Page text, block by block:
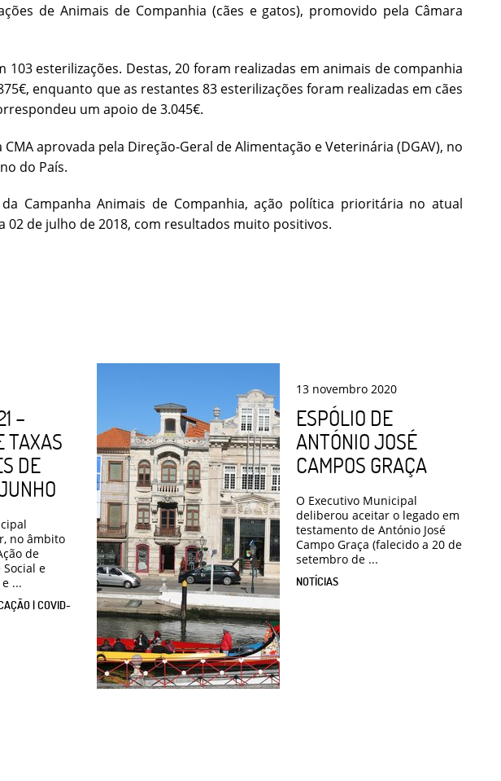
de Animais de Companhia (cães e gatos), promovido pela Câmara
esterilizações. Destas, 20 foram realizadas em animais de companhia
enquanto que as restantes 83 esterilizações foram realizadas em cães
um apoio de 3.045€.
aprovada pela Direção-Geral de Alimentação e Veterinária (DGAV), no
do País.
Campanha Animais de Companhia, ação política prioritária no atual
02 de julho de 2018, com resultados muito positivos.
–
TAXAS
DE
no âmbito
de
e
...
| COVID-
13 novembro 2020
ESPÓLIO DE
ANTÓNIO JOSÉ
CAMPOS GRAÇA
O Executivo Municipal
deliberou aceitar o legado em
testamento de António José
Campo Graça (falecido a 20 de
setembro de ...
NOTÍCIAS